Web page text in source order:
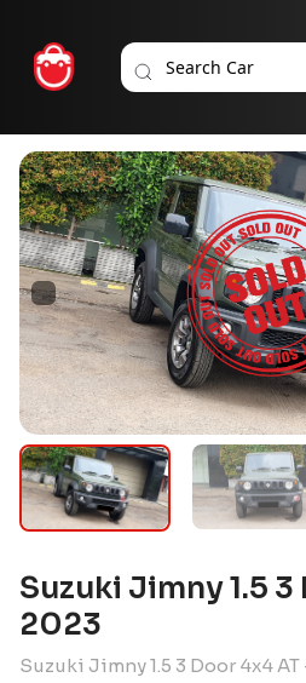
Suzuki Jimny 1.5 3
2023
Suzuki Jimny 1.5 3 Door 4x4 AT